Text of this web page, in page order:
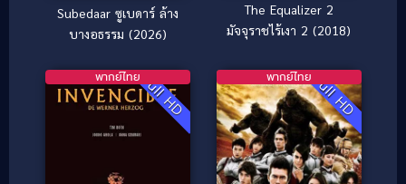
Subedaar ซูเบดาร์ ล้าง
บางอธรรม (2026)
The Equalizer 2
มัจจุราชไร้เงา 2 (2018)
Full HD
พากย์ไทย Full HD
พากย์ไทย